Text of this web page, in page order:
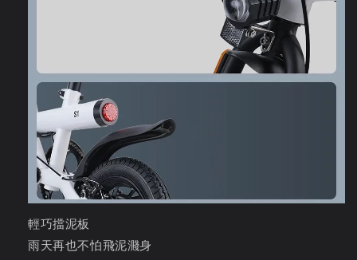
輕巧擋泥板
雨天再也不怕飛泥濺身